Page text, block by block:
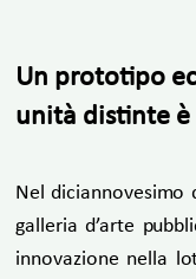
Un prototipo
unità distinte è
Nel diciannovesimo
galleria d’arte
innovazione nella